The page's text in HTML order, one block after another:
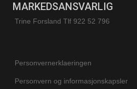
MARKEDSANSVARLIG
Trine Forsland Tlf 922 52 796
Personvernerklaeringen
Personvern og informasjonskapsler